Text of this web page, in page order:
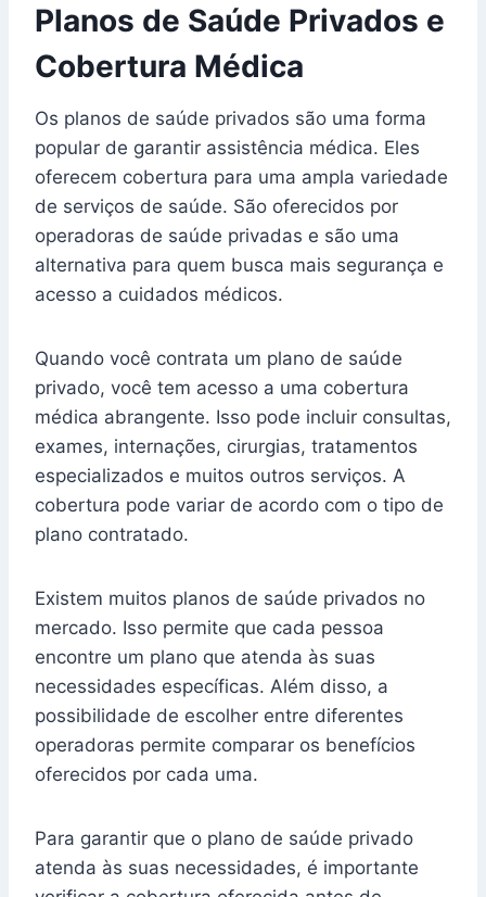
Planos de Saúde Privados e
Cobertura Médica
Os planos de saúde privados são uma forma
popular de garantir assistência médica. Eles
oferecem cobertura para uma ampla variedade
de serviços de saúde. São oferecidos por
operadoras de saúde privadas e são uma
alternativa para quem busca mais segurança e
acesso a cuidados médicos.
Quando você contrata um plano de saúde
privado, você tem acesso a uma cobertura
médica abrangente. Isso pode incluir consultas,
exames, internações, cirurgias, tratamentos
especializados e muitos outros serviços. A
cobertura pode variar de acordo com o tipo de
plano contratado.
Existem muitos planos de saúde privados no
mercado. Isso permite que cada pessoa
encontre um plano que atenda às suas
necessidades específicas. Além disso, a
possibilidade de escolher entre diferentes
operadoras permite comparar os benefícios
oferecidos por cada uma.
Para garantir que o plano de saúde privado
atenda às suas necessidades, é importante